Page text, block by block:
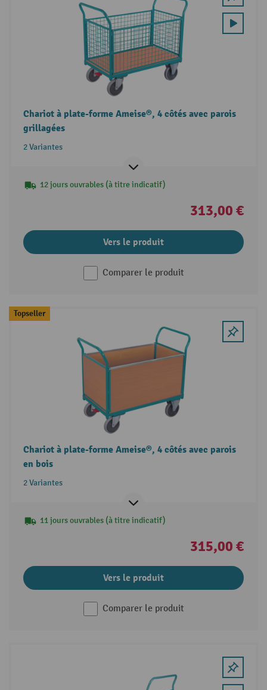
Chariot à plate-forme Ameise®, 4 côtés avec parois
grillagées
2 Variantes
12 jours ouvrables (à titre indicatif)
313,00 €
Vers le produit
Comparer le produit
Topseller
Chariot à plate-forme Ameise®, 4 côtés avec parois
en bois
2 Variantes
11 jours ouvrables (à titre indicatif)
315,00 €
Vers le produit
Comparer le produit